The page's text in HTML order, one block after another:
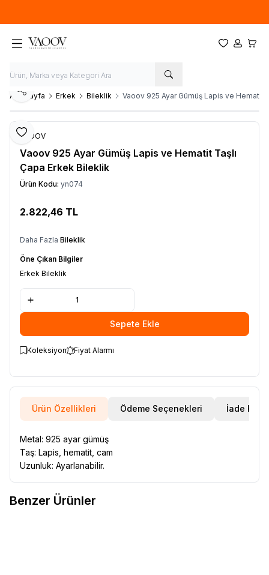
Favorilerim
Hesabım
Ana Sayfa Erkek Bileklik Vaoov 925 Ayar Gümüş Lapis ve Hematit
Favoriye Ekle
Paylaş
VAOOV
Vaoov 925 Ayar Gümüş Lapis ve Hematit Taşlı
Çapa Erkek Bileklik
Ürün Kodu: yn074
2.822,46 TL
Daha Fazla Bileklik
Öne Çıkan Bilgiler
Erkek Bileklik
Sepete Ekle
Koleksiyon Fiyat Alarmı
Ürün Özellikleri Ödeme Seçenekleri İade
Metal: 925 ayar gümüş
Taş: Lapis, hematit, cam
Uzunluk: Ayarlanabilir.
Benzer Ürünler